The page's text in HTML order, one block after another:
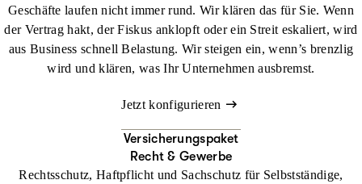
Geschäfte laufen nicht immer rund. Wir klären das für Sie. Wenn
der Vertrag hakt, der Fiskus anklopft oder ein Streit eskaliert, wird
aus Business schnell Belastung. Wir steigen ein, wenn’s brenzlig
wird und klären, was Ihr Unternehmen ausbremst.
Jetzt konfigurieren
Versicherungspaket
Recht & Gewerbe
Rechtsschutz, Haftpflicht und Sachschutz für Selbstständige,